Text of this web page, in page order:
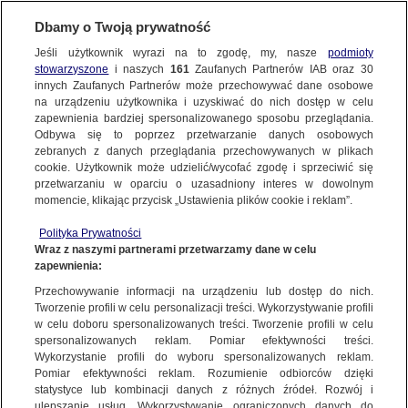
FAKTY | FAKTY O ŚWIECIE
Lider CDU/CSU Friedrich Merz chce przywrócić stałe kontrole na
granicach. Ma duże szanse zostać kanclerzem
NAJNOWSZE
ZOBACZ FAKTY
FAKTY PO FAKTACH
FAKTY O ŚWIECIE
WIĘCEJ
KANAŁY
Dzień dobry!
Jedno konto do wszystkich usług
Dbamy o Twoją prywatność
Jeśli użytkownik wyrazi na to zgodę, my, nasze podmioty
stowarzyszone i naszych 161Zaufanych Partnerów IAB oraz 30
innych Zaufanych Partnerów może przechowywać dane osobowe
na urządzeniu użytkownika i uzyskiwać do nich dostęp w celu
zapewnienia bardziej spersonalizowanego sposobu przeglądania.
Odbywa się to poprzez przetwarzanie danych osobowych
zebranych z danych przeglądania przechowywanych w plikach
cookie. Użytkownik może udzielić/wycofać zgodę i sprzeciwić się
przetwarzaniu w oparciu o uzasadniony interes w dowolnym
momencie, klikając przycisk „Ustawienia plików cookie i reklam”.
Polityka Prywatności
Wraz z naszymi partnerami przetwarzamy dane w celu
zapewnienia:
Przechowywanie informacji na urządzeniu lub dostęp do nich.
Tworzenie profili w celu personalizacji treści. Wykorzystywanie profili
w celu doboru spersonalizowanych treści. Tworzenie profili w celu
spersonalizowanych reklam. Pomiar efektywności treści.
Wykorzystanie profili do wyboru spersonalizowanych reklam.
Pomiar efektywności reklam. Rozumienie odbiorców dzięki
statystyce lub kombinacji danych z różnych źródeł. Rozwój i